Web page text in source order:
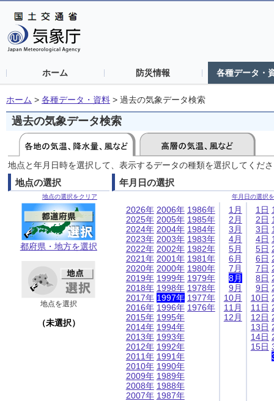
ホーム 防災情報 各種データ・
ホーム > 各種データ・資料 > 過去の気象データ検索
過去の気象データ検索
地点と年月日時を選択して、表示するデータの種類を選択してくだ
地点の選択
地点の選択をクリア
都府県・地方を選択
地点を選択
（未選択）
年月日の選択
年月日の選択
2026年
2025年
2024年
2023年
2022年
2021年
2020年
2019年
2018年
2017年
2016年
2015年
2014年
2013年
2012年
2011年
2010年
2009年
2008年
2007年
2006年
2005年
2004年
2003年
2002年
2001年
2000年
1999年
1998年
1997年
1996年
1995年
1994年
1993年
1992年
1991年
1990年
1989年
1988年
1987年
1986年
1985年
1984年
1983年
1982年
1981年
1980年
1979年
1978年
1977年
1976年
1月
2月
3月
4月
5月
6月
7月
8月
9月
10月
11月
12月
1日
2日
3日
4日
5日
6日
7日
8日
9日
10日
11日
12日
13日
14日
15日